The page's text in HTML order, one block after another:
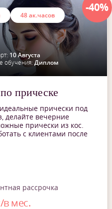
-40%
48 ак.часов
10 Августа
обучения: Диплом
прическе
прически под
делайте вечерние
прически из кос.
с клиентами после
рассрочка
в мес.